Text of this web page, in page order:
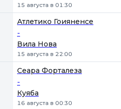
15 августа в 01:30
Атлетико Гоияненсе
-
Вила Нова
15 августа в 22:00
Сеара Форталеза
-
Куяба
16 августа в 00:30